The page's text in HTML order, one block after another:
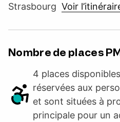
Strasbourg Voir
Nombre de places
4 places
réservées aux
et sont situées à
principale pour un